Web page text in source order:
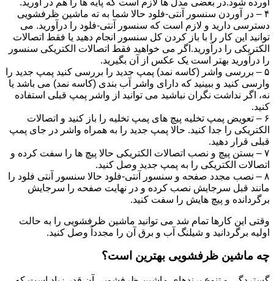
۴ – در آوردن سنسور آنتی-فلود حالا شما به ته ماشین ظرفشویی
دسترسی دارید و لازم است که سنسور آنتی-فلود را درآورید. می
توانید این کار را با باز کردن کل سنسور انجام دهید یا فقط اتصالات
الکتریکی را درآورید.اگر می خواهید فقط اتصالات الکتریکی سنسور
را درآورید بهتر است یک عکس از آن بگیرید.
۵ – بررسی واشر (کاسه نمد) پمپ جدید را بررسی کنید پمپ جدید را
وارسی کنید و ببینید که دارای واشر آب بندی (کاسه نمد) می باشد یا
نه، اگر نداشت نگران نباشید می توانید از واشر پمپ قبلی استفاده
کنید.
۶ – تعویض پمپ تخلیه پیچ های پمپ تخلیه را باز کنید و اتصالات
الکتریکی را جدا کنید. حالا پمپ جدید را به همراه واشر در جای پمپ
قبلی قرار دهید.
۷ – بستن پیچ و نصب اتصالات الکتریکی حالا پیچ ها را سفت کرده و
اتصالات الکتریکی را به پمپ جدید وصل کنید.
۸ – نصب مجدد صفحه و سنسور آنتی-فلود حالا سنسور آنتی فلود را
مانند قبل سرجایش نصب کرده و در نهایت صفحه را سرجایش
برگردانده و پیچ هایش را سفت کنید.
وقتی این کارها تمام شد می توانید ماشین ظرفشویی را به حالت
اولیه برگردانید و شیلنگ آب و برق آن را مجدداً وصل کنید.
چه ماشین ظرفشویی بهترین است؟